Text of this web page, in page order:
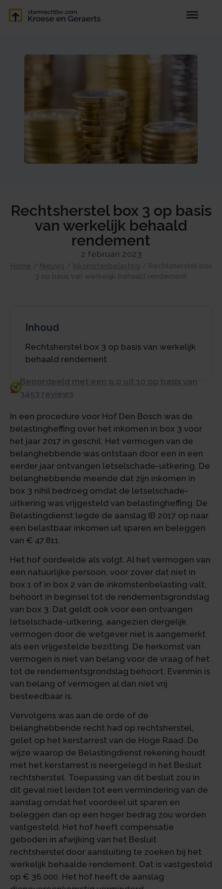
Rechtsherstel box 3 op basis
van werkelijk behaald
rendement
2 februari 2023
Home / Nieuws / Inkomstenbelasting / Rechtsherstel box
3 op basis van werkelijk behaald rendement
Inhoud
Rechtsherstel box 3 op basis van werkelijk
behaald rendement
Beoordeeld met een 9.0 uit 10 op basis van
3453 reviews
In een procedure voor Hof Den Bosch was de
belastingheffing over het inkomen in box 3 voor
het jaar 2017 in geschil. Het vermogen van de
belanghebbende was ontstaan door een in een
eerder jaar ontvangen letselschade-uitkering. De
belanghebbende meende dat zijn inkomen in
box 3 nihil bedroeg omdat de letselschade-
uitkering was vrijgesteld van belastingheffing. De
Belastingdienst legde de aanslag IB 2017 op naar
een belastbaar inkomen uit sparen en beleggen
van € 47.811.
Het hof oordeelde als volgt. Al het vermogen van
een natuurlijke persoon, voor zover dat niet in
box 1 of in box 2 van de inkomstenbelasting valt,
behoort in beginsel tot de rendementsgrondslag
van box 3. Dat geldt ook voor een ontvangen
letselschade-uitkering, aangezien dergelijk
vermogen door de wetgever niet is aangemerkt
als een vrijgestelde bezitting. De herkomst van
vermogen is niet van belang voor de vraag of het
tot de rendementsgrondslag behoort. Evenmin is
van belang of vermogen al dan niet vrij
besteedbaar is.
Vervolgens was aan de orde of de
belanghebbende recht had op rechtsherstel,
gelet op het kerstarrest van de Hoge Raad. De
wijze waarop de Belastingdienst rekening houdt
met het kerstarrest is neergelegd in het Besluit
rechtsherstel. Toepassing van dit besluit zou in
dit geval niet leiden tot een vermindering van de
aanslag omdat het voordeel uit sparen en
beleggen dan op een hoger bedrag zou worden
vastgesteld. Het hof heeft compensatie
geboden in afwijking van het Besluit
rechtsherstel door aansluiting te zoeken bij het
werkelijk behaalde rendement. Dat is vastgesteld
op € 36.000. Het hof heeft de aanslag